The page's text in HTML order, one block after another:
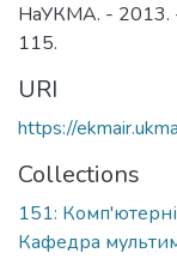
НаУКМА. - 2013.
115.
URI
https://
Collections
151:
Кафедра